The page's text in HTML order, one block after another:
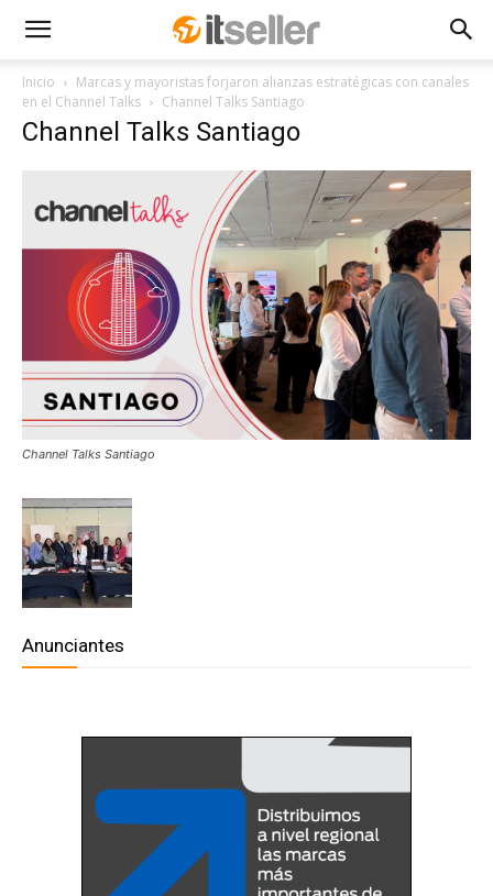
Inicio
Marcas y mayoristas forjaron alianzas estratégicas con canales
en el Channel Talks
Channel Talks Santiago
Channel Talks Santiago
Channel Talks Santiago
Anunciantes